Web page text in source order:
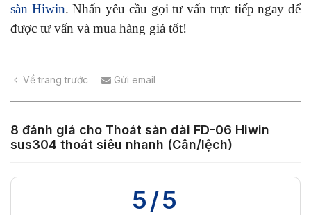
sàn Hiwin. Nhấn yêu cầu gọi tư vấn trực tiếp ngay để
được tư vấn và mua hàng giá tốt!
Về trang trước Gửi email
8 đánh giá cho Thoát sàn dài FD-06 Hiwin
sus304 thoát siêu nhanh (Cân/lệch)
5/5